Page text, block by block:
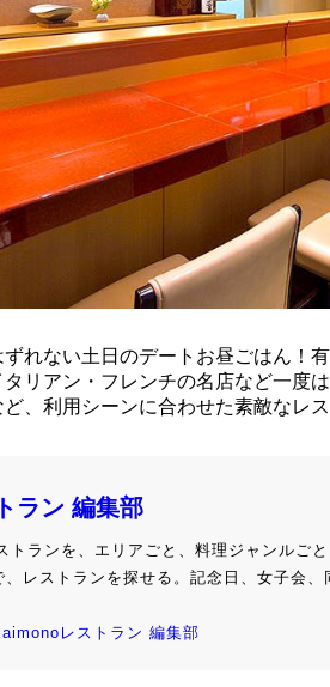
れない土日のデートお昼ごはん！
リアン・フレンチの名店など一度
、利用シーンに合わせた素敵なレ
ラン 編集部
トランを、エリアごと、料理ジャンルご
レストランを探せる。記念日、女子会
レストラン 編集部